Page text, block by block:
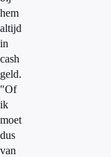
hem
altijd
in
cash
geld.
"Of
ik
moet
dus
van